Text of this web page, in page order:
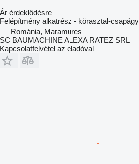
Ár érdeklődésre
Felépítmény alkatrész - körasztal-csapágy
Románia, Maramures
SC BAUMACHINE ALEXA RATEZ SRL
Kapcsolatfelvétel az eladóval